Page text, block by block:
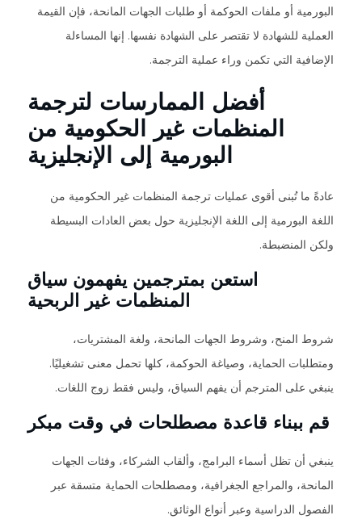
البورمية أو ملفات الحوكمة أو طلبات الجهات المانحة، فإن القيمة
العملية للشهادة لا تقتصر على الشهادة نفسها. إنها المساءلة
الإضافية التي تكمن وراء عملية الترجمة.
أفضل الممارسات لترجمة
المنظمات غير الحكومية من
البورمية إلى الإنجليزية
عادةً ما تُبنى أقوى عمليات ترجمة المنظمات غير الحكومية من
اللغة البورمية إلى اللغة الإنجليزية حول بعض العادات البسيطة
ولكن المنضبطة.
استعن بمترجمين يفهمون سياق
المنظمات غير الربحية
شروط المنح، وشروط الجهات المانحة، ولغة المشتريات،
ومتطلبات الحماية، وصياغة الحوكمة، كلها تحمل معنى تشغيليًا.
ينبغي على المترجم أن يفهم السياق، وليس فقط زوج اللغات.
قم ببناء قاعدة مصطلحات في وقت مبكر
ينبغي أن تظل أسماء البرامج، وألقاب الشركاء، وفئات الجهات
المانحة، والمراجع الجغرافية، ومصطلحات الحماية متسقة عبر
الفصول الدراسية وعبر أنواع الوثائق.